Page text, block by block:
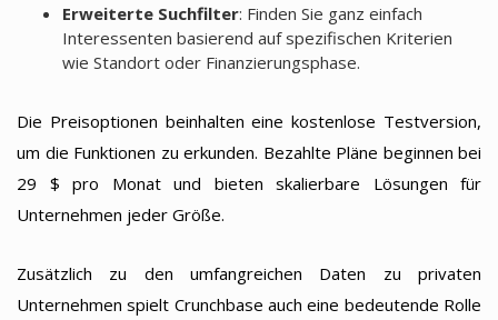
Erweiterte Suchfilter: Finden Sie ganz einfach
Interessenten basierend auf spezifischen Kriterien
wie Standort oder Finanzierungsphase.
Die Preisoptionen beinhalten eine kostenlose Testversion,
um die Funktionen zu erkunden. Bezahlte Pläne beginnen bei
29 $ pro Monat und bieten skalierbare Lösungen für
Unternehmen jeder Größe.
Zusätzlich zu den umfangreichen Daten zu privaten
Unternehmen spielt Crunchbase auch eine bedeutende Rolle